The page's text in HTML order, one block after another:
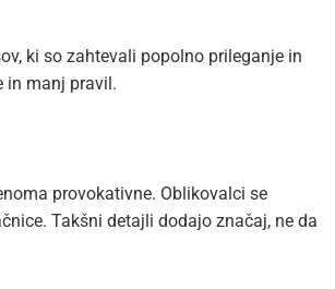
ki so zahtevali popolno prileganje in
in manj pravil.
provokativne. Oblikovalci se
Takšni detajli dodajo značaj, ne da